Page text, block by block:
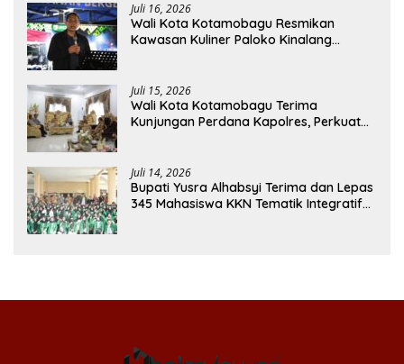
Juli 16, 2026
Wali Kota Kotamobagu Resmikan
Kawasan Kuliner Paloko Kinalang
Juli 15, 2026
Wali Kota Kotamobagu Terima
Kunjungan Perdana Kapolres, Perkuat
Juli 14, 2026
Bupati Yusra Alhabsyi Terima dan Lepas
345 Mahasiswa KKN Tematik Integratif